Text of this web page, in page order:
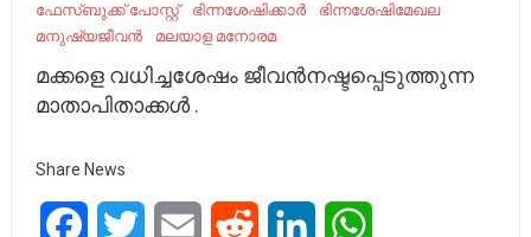
ഫേസ്ബുക്ക് പോസ്റ്റ്
ഭിന്നശേഷിക്കാർ
ഭിന്നശേഷിമേഖല
മനുഷ്യജീവൻ
മലയാള മനോരമ
മക്കളെ വധിച്ചശേഷം ജീവൻനഷ്ടപ്പെടുത്തുന്ന
മാതാപിതാക്കൾ .
Share News
FacebookTwitter Email Reddit LinkedIn